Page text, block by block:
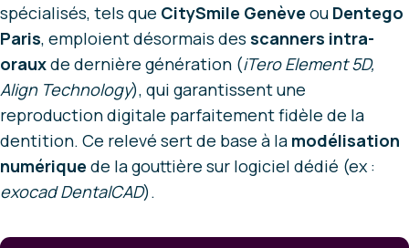
spécialisés, tels que CitySmile Genève ou Dentego
Paris, emploient désormais des scanners intra-
orauxde dernière génération (iTero Element 5D,
Align Technology), qui garantissent une
reproduction digitale parfaitement fidèle de la
dentition. Ce relevé sert de base à la modélisation
numérique de la gouttière sur logiciel dédié (ex :
exocad DentalCAD).